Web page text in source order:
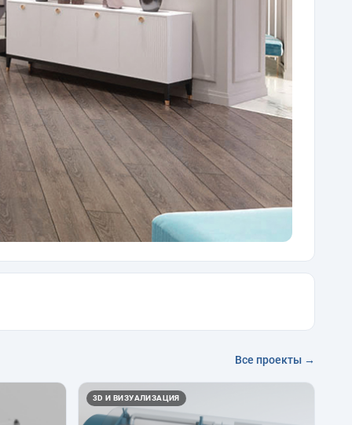
Все проекты →
3D И ВИЗУАЛИЗАЦИЯ